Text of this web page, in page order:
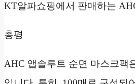
KT알파쇼핑에서 판매하는
총평
AHC 앱솔루트 순면 마스크팩